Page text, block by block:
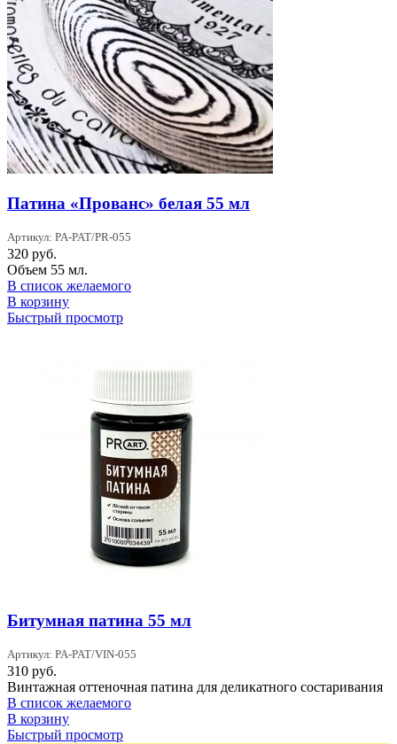
Патина «Прованс» белая 55 мл
Артикул: PA-PAT/PR-055
320 руб.
Объем 55 мл.
В список желаемого
В корзину
Быстрый просмотр
Битумная патина 55 мл
Артикул: PA-PAT/VIN-055
310 руб.
Винтажная оттеночная патина для деликатного состаривания
В список желаемого
В корзину
Быстрый просмотр